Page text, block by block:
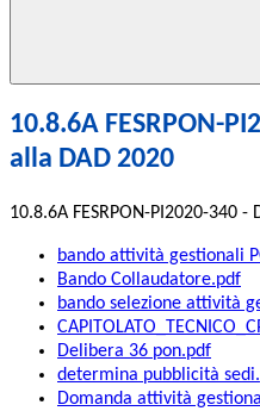
10.8.6A FESRPON-
alla DAD 2020
10.8.6A FESRPON-PI2020-340
bando attività gestionali
Bando Collaudatore.pdf
bando selezione attività
Delibera 36 pon.pdf
determina pubblicità
Domanda attività